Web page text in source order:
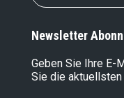
Newsletter
Geben Sie Ihre E-
Sie die